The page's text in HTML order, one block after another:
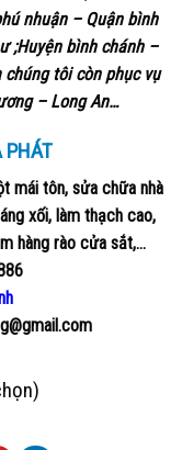
nhuận – Quận bình
;Huyện bình chánh –
tôi còn phục vụ
– Long An…
PHÁT
mái tôn, sửa chữa nhà
xối, làm thạch cao,
hàng rào cửa sắt,…